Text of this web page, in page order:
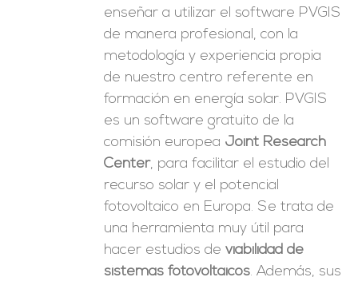
enseñar a utilizar el software PVGIS
de manera profesional, con la
metodología y experiencia propia
de nuestro centro referente en
formación en energía solar. PVGIS
es un software gratuito de la
comisión europea Joint Research
Center, para facilitar el estudio del
recurso solar y el potencial
fotovoltaico en Europa. Se trata de
una herramienta muy útil para
hacer estudios deviabilidad de
sistemas fotovoltaicos. Además, sus